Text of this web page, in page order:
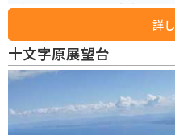
の温かさを利用しワニを飼育してい
出す温泉があったり、和風の庭園の
る温泉や、少し怖い色の血の池地獄
分で一番と言って良いくらい定番の
詳
十文字原展望台